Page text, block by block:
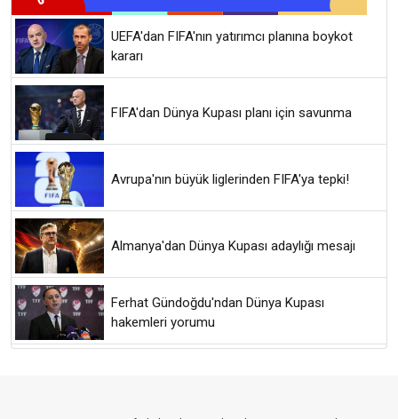
UEFA'dan FIFA'nın yatırımcı planına boykot
kararı
FIFA'dan Dünya Kupası planı için savunma
Avrupa'nın büyük liglerinden FIFA'ya tepki!
Almanya'dan Dünya Kupası adaylığı mesajı
Ferhat Gündoğdu'ndan Dünya Kupası
hakemleri yorumu